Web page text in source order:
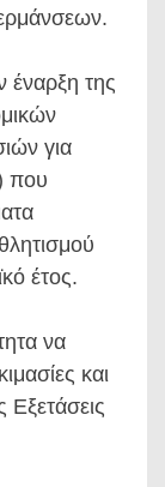
έναρξη της
για
που
έτος.
να
και
Εξετάσεις